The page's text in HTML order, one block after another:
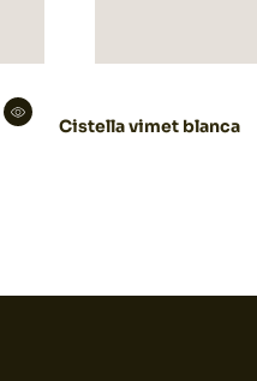
Cistella vimet blanca